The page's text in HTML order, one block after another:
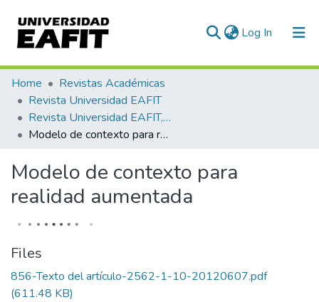
Log In (current)
Statistics
Home
Revistas Académicas
Revista Universidad EAFIT
Revista Universidad EAFIT, Vol. 41, Núm. 138 (2005)
Modelo de contexto para realidad aumentada
Modelo de contexto para
realidad aumentada
Files
856-Texto del artículo-2562-1-10-20120607.pdf
(611.48 KB)